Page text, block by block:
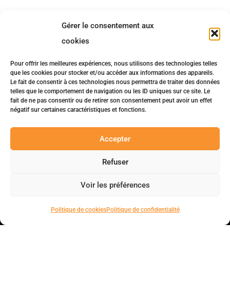
Gérer le consentement aux
cookies
Pour offrir les meilleures expériences, nous utilisons des technologies telles
que les cookies pour stocker et/ou accéder aux informations des appareils.
Le fait de consentir à ces technologies nous permettra de traiter des données
telles que le comportement de navigation ou les ID uniques sur ce site. Le
fait de ne pas consentir ou de retirer son consentement peut avoir un effet
négatif sur certaines caractéristiques et fonctions.
Accepter
Refuser
Voir les préférences
Politique de cookiesPolitique de confidentialité
Soluciones para la gestión de la obsolescencia electrónica.